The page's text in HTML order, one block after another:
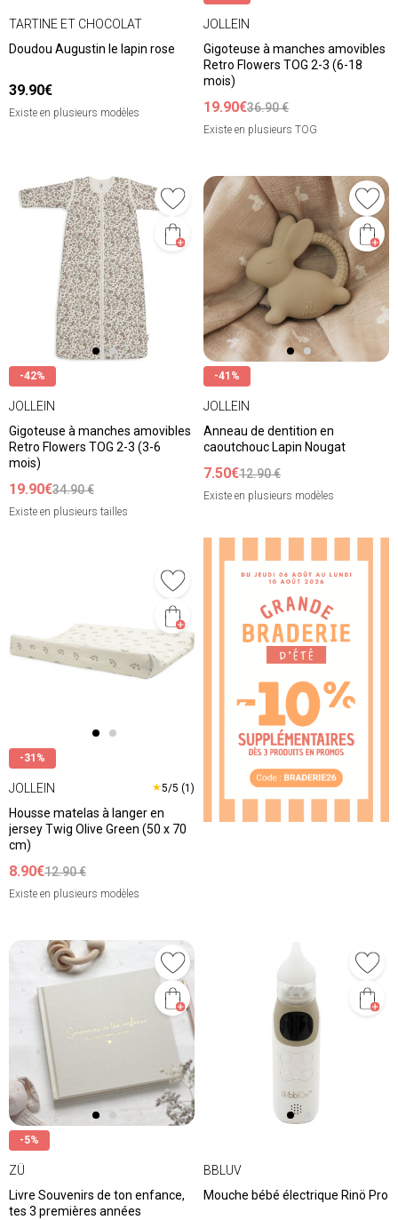
TARTINE ET CHOCOLAT
Doudou Augustin le lapin rose
39.90€
Existe en plusieurs modèles
JOLLEIN
Gigoteuse à manches amovibles
Retro Flowers TOG 2-3 (6-18
mois)
19.90€36.90 €
Existe en plusieurs TOG
-42%
JOLLEIN
Gigoteuse à manches amovibles
Retro Flowers TOG 2-3 (3-6
mois)
19.90€34.90 €
Existe en plusieurs tailles
-41%
JOLLEIN
Anneau de dentition en
caoutchouc Lapin Nougat
7.50€12.90 €
Existe en plusieurs modèles
-31%
JOLLEIN ★5/5 (1)
Housse matelas à langer en
jersey Twig Olive Green (50 x 70
cm)
8.90€12.90 €
Existe en plusieurs modèles
❮ ❯
-5%
ZÜ
Livre Souvenirs de ton enfance,
tes 3 premières années
BBLUV
Mouche bébé électrique Rinö Pro